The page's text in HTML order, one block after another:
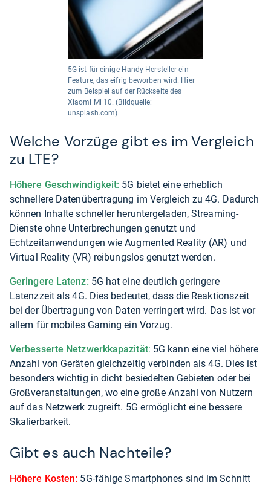
5G ist für einige Handy-Hersteller ein
Feature, das eifrig beworben wird. Hier
zum Beispiel auf der Rückseite des
Xiaomi Mi 10. (Bildquelle:
unsplash.com)
Welche Vorzüge gibt es im Vergleich
zu LTE?
Höhere Geschwindigkeit: 5G bietet eine erheblich
schnellere Datenübertragung im Vergleich zu 4G. Dadurch
können Inhalte schneller heruntergeladen, Streaming-
Dienste ohne Unterbrechungen genutzt und
Echtzeitanwendungen wie Augmented Reality (AR) und
Virtual Reality (VR) reibungslos genutzt werden.
Geringere Latenz: 5G hat eine deutlich geringere
Latenzzeit als 4G. Dies bedeutet, dass die Reaktionszeit
bei der Übertragung von Daten verringert wird. Das ist vor
allem für mobiles Gaming ein Vorzug.
Verbesserte Netzwerkkapazität: 5G kann eine viel höhere
Anzahl von Geräten gleichzeitig verbinden als 4G. Dies ist
besonders wichtig in dicht besiedelten Gebieten oder bei
Großveranstaltungen, wo eine große Anzahl von Nutzern
auf das Netzwerk zugreift. 5G ermöglicht eine bessere
Skalierbarkeit.
Gibt es auch Nachteile?
Höhere Kosten: 5G-fähige Smartphones sind im Schnitt